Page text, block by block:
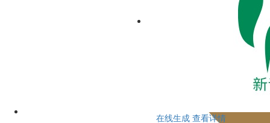
在线生成 查看详情